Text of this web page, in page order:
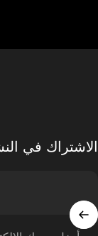
الاشتراك في